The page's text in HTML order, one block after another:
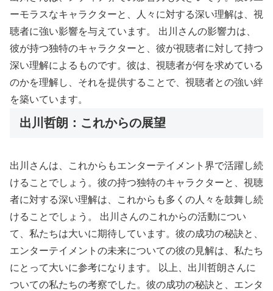
ーモラスなキャラクターと、人々に対する深い理解は、視
聴者に強い影響を与えています。 出川さんの影響力は、
彼が持つ独特のキャラクターと、彼が視聴者に対して持つ
深い理解によるものです。彼は、視聴者が何を求めている
のかを理解し、それを提供することで、視聴者との強い絆
を築いています。
出川哲朗：これからの展望
出川さんは、これからもエンターテイメント界で活躍し続
けることでしょう。彼の持つ独特のキャラクターと、視聴
者に対する深い理解は、これからも多くの人々を鼓舞し続
けることでしょう。 出川さんのこれからの活動につい
て、私たちは大いに期待しています。彼の成功の秘訣と、
エンターテイメントの未来についての彼の見解は、私たち
にとって大いに参考になります。 以上、出川哲朗さんに
ついての私たちの考察でした。彼の成功の秘訣と、エンタ